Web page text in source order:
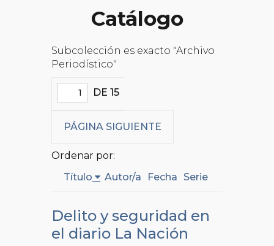
Catálogo
Subcolección es exacto "Archivo
Periodístico"
DE 15
PÁGINA SIGUIENTE
Ordenar por:
Título
Autor/a Fecha Serie
Delito y seguridad en
el diario La Nación